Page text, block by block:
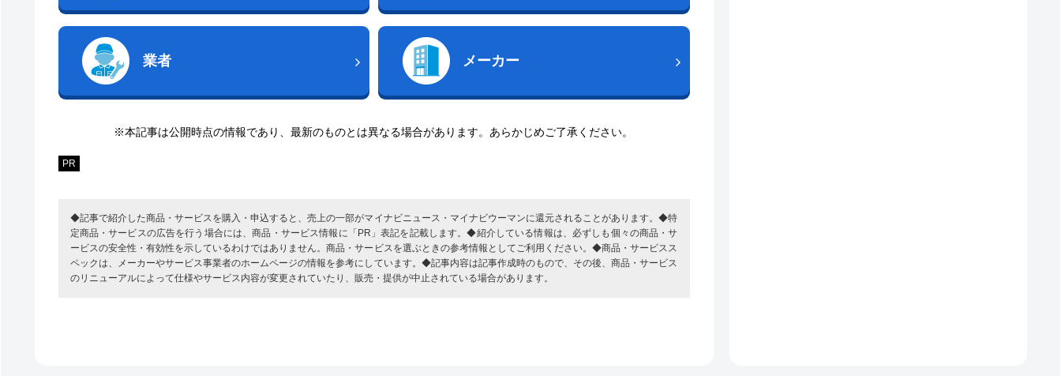
業者 メーカー
※本記事は公開時点の情報であり、最新のものとは異なる場合があります。あらかじめご了承ください。
PR
◆記事で紹介した商品・サービスを購入・申込すると、売上の一部がマイナビニュース・マイナビウーマンに還元されることがあります。◆特
定商品・サービスの広告を行う場合には、商品・サービス情報に「PR」表記を記載します。◆紹介している情報は、必ずしも個々の商品・サ
ービスの安全性・有効性を示しているわけではありません。商品・サービスを選ぶときの参考情報としてご利用ください。◆商品・サービスス
ペックは、メーカーやサービス事業者のホームページの情報を参考にしています。◆記事内容は記事作成時のもので、その後、商品・サービス
のリニューアルによって仕様やサービス内容が変更されていたり、販売・提供が中止されている場合があります。